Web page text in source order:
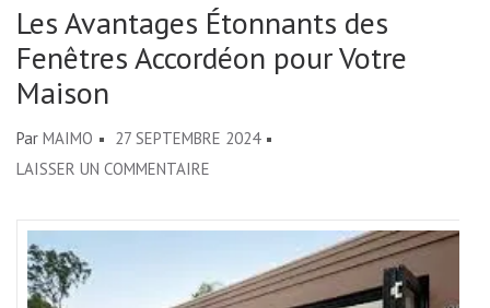
Les Avantages Étonnants des
Fenêtres Accordéon pour Votre
Maison
Par MAIMO
27 SEPTEMBRE 2024
LAISSER UN COMMENTAIRE
AVANTAGES
ÉTONNANTS
DES